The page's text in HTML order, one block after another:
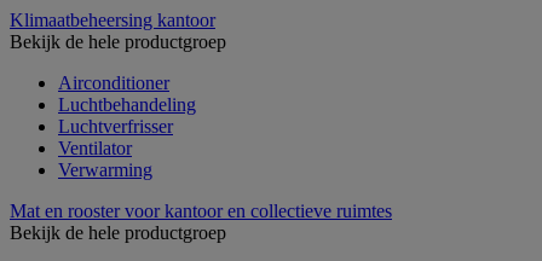
Klimaatbeheersing kantoor
Bekijk de hele productgroep
Airconditioner
Luchtbehandeling
Luchtverfrisser
Ventilator
Verwarming
Mat en rooster voor kantoor en collectieve ruimtes
Bekijk de hele productgroep